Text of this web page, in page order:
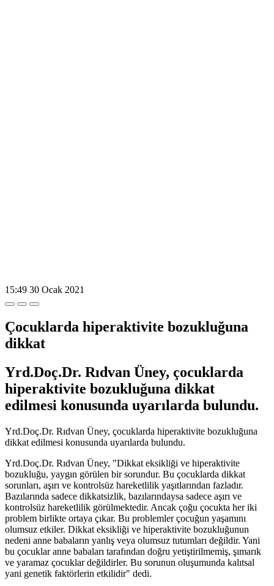
15:49 30 Ocak 2021
Çocuklarda hiperaktivite bozukluğuna
dikkat
Yrd.Doç.Dr. Rıdvan Üney, çocuklarda
hiperaktivite bozukluğuna dikkat
edilmesi konusunda uyarılarda bulundu.
Yrd.Doç.Dr. Rıdvan Üney, çocuklarda hiperaktivite bozukluğuna
dikkat edilmesi konusunda uyarılarda bulundu.
Yrd.Doç.Dr. Rıdvan Üney, "Dikkat eksikliği ve hiperaktivite
bozukluğu, yaygın görülen bir sorundur. Bu çocuklarda dikkat
sorunları, aşırı ve kontrolsüz hareketlilik yaşıtlarından fazladır.
Bazılarında sadece dikkatsizlik, bazılarındaysa sadece aşırı ve
kontrolsüz hareketlilik görülmektedir. Ancak çoğu çocukta her iki
problem birlikte ortaya çıkar. Bu problemler çocuğun yaşamını
olumsuz etkiler. Dikkat eksikliği ve hiperaktivite bozukluğunun
nedeni anne babaların yanlış veya olumsuz tutumları değildir. Yani
bu çocuklar anne babaları tarafından doğru yetiştirilmemiş, şımarık
ve yaramaz çocuklar değildirler. Bu sorunun oluşumunda kalıtsal
yani genetik faktörlerin etkilidir" dedi.